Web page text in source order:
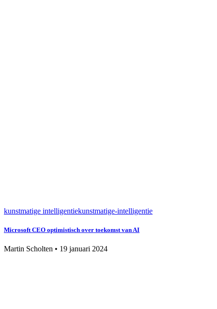
kunstmatige intelligentiekunstmatige-intelligentie
Microsoft CEO optimistisch over toekomst van AI
Martin Scholten • 19 januari 2024